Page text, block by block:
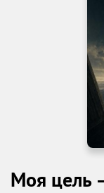
Моя цель